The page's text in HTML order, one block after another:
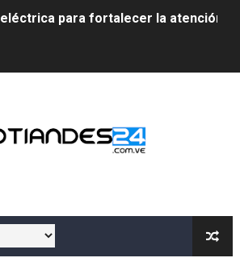
para fortalecer la atención
con plan de asfaltado
su primer detector de